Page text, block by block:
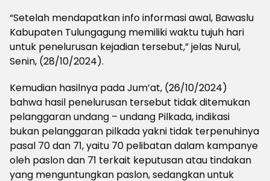
“Setelah mendapatkan info informasi awal, Bawaslu
Kabupaten Tulungagung memiliki waktu tujuh hari
untuk penelurusan kejadian tersebut,” jelas Nurul,
Senin, (28/10/2024).
Kemudian hasilnya pada Jum’at, (26/10/2024)
bahwa hasil penelurusan tersebut tidak ditemukan
pelanggaran undang – undang Pilkada, indikasi
bukan pelanggaran pilkada yakni tidak terpenuhinya
pasal 70 dan 71, yaitu 70 pelibatan dalam kampanye
oleh paslon dan 71 terkait keputusan atau tindakan
yang menguntungkan paslon, sedangkan untuk